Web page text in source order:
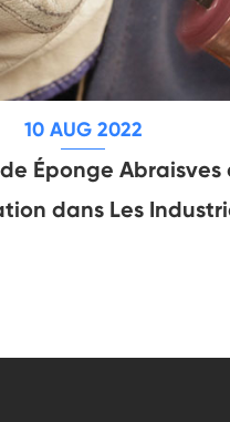
10 AUG 2022
Éponge Abraisves
dans Les